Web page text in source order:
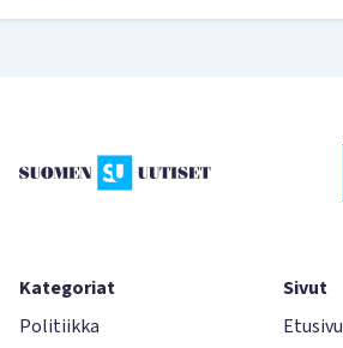
Kategoriat
Politiikka
Sivut
Etusivu